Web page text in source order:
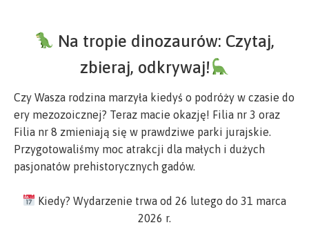
Na tropie dinozaurów: Czytaj,
zbieraj, odkrywaj!
Czy Wasza rodzina marzyła kiedyś o podróży w czasie do
ery mezozoicznej? Teraz macie okazję! Filia nr 3 oraz
Filia nr 8 zmieniają się w prawdziwe parki jurajskie.
Przygotowaliśmy moc atrakcji dla małych i dużych
pasjonatów prehistorycznych gadów.
Kiedy? Wydarzenie trwa od 26 lutego do 31 marca
2026 r.